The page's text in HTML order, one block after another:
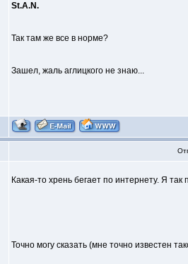
St.A.N.
Так там же все в норме?
Зашел, жаль аглицкого не знаю...
Какая-то хрень бегает по интернету. Я так
Точно могу сказать (мне точно известен